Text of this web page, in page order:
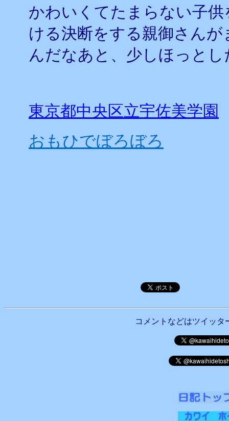
かわいくてたまらない子
ける決断をする親御さん
んだなあと、少しほっと
東京都中央区立宇佐美学園
おもひでぼろぼろ
コメントなどはツイッタ